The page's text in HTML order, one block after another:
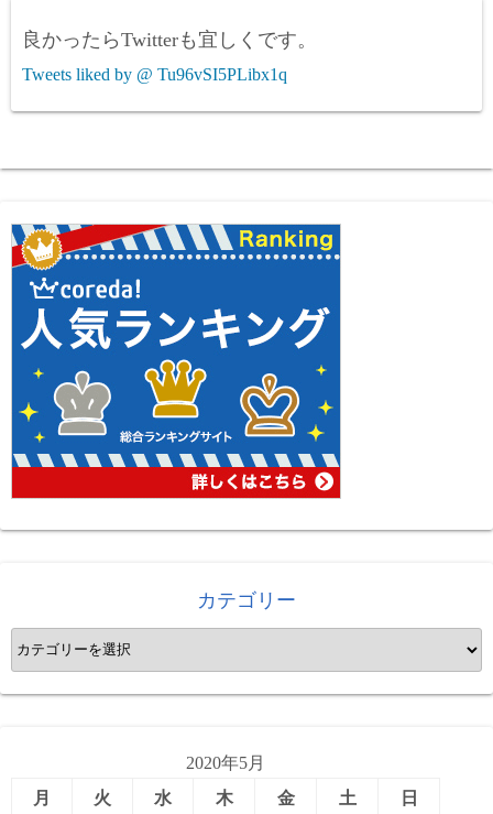
良かったらTwitterも宜しくです。
Tweets liked by @ Tu96vSI5PLibx1q
カテゴリー
カ
テ
ゴ
2020年5月
月
火 水 木 金 土 日